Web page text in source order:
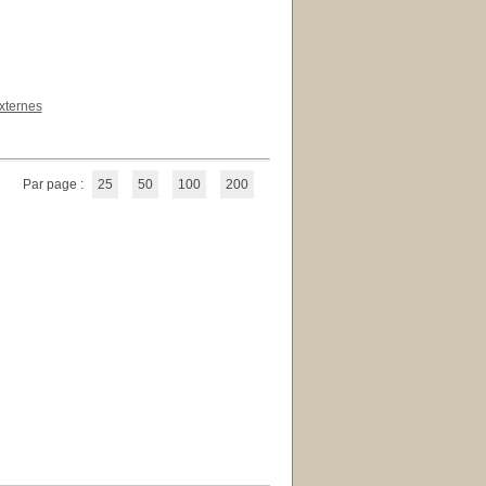
Par page : 25 50 100 200